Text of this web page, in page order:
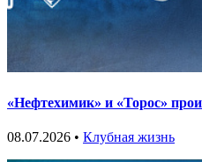
«Нефтехимик» и «Торос»
08.07.2026 • Клубная жизнь